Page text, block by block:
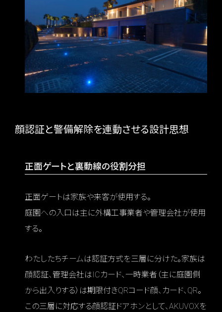
顔認証と警備解除を連動させる設計思想
正面ゲートと裏動線の役割分担
正面ゲートは家族や来客が使用する。
庭園への入口は主に外構工事業者や管理会社が使用
する。
わたしたちチームは認証方式を三層に分けた。家族は
顔認証、管理会社はICカード、一時業者（主に庭園側
から出入りする）は期限付きQRコード顔、カード、QR。
この三層に対応する顔認証ドアホンとして、AKUVOXを